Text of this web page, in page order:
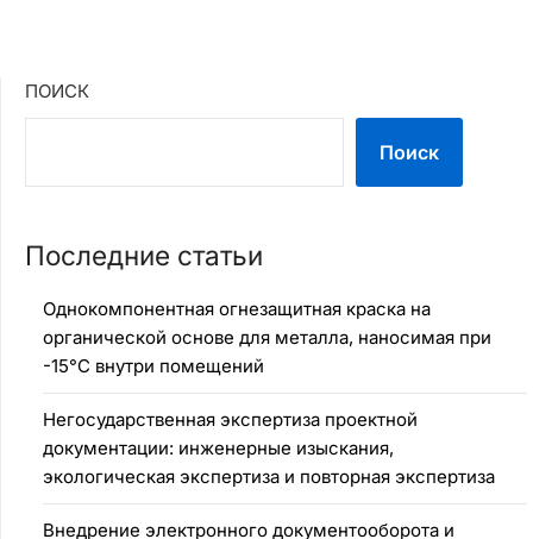
ПОИСК
Поиск
Последние статьи
Однокомпонентная огнезащитная краска на
органической основе для металла, наносимая при
-15°C внутри помещений
Негосударственная экспертиза проектной
документации: инженерные изыскания,
экологическая экспертиза и повторная экспертиза
Внедрение электронного документооборота и